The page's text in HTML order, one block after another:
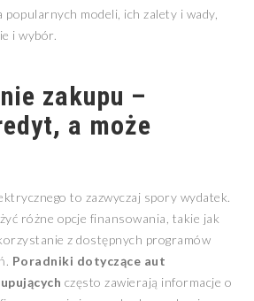
popularnych modeli, ich zalety i wady,
i wybór.
zakupu –
a może
to zazwyczaj spory wydatek.
różne opcje finansowania, takie jak
z dostępnych programów
Poradniki dotyczące aut
często zawierają informacje o